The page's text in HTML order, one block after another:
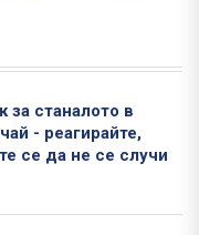
за станалото в
- реагирайте,
се да не се случи